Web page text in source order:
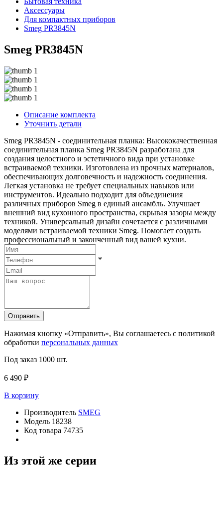
Аксессуары
Для компактных приборов
Smeg PR3845N
Smeg PR3845N
Описание комплекта
Уточнить детали
Smeg PR3845N - соединительная планка: Высококачественная
соединительная планка Smeg PR3845N разработана для
создания целостного и эстетичного вида при установке
встраиваемой техники. Изготовлена из прочных материалов,
обеспечивающих долговечность и надежность соединения.
Легкая установка не требует специальных навыков или
инструментов. Идеально подходит для объединения
различных приборов Smeg в единый ансамбль. Улучшает
внешний вид кухонного пространства, скрывая зазоры между
техникой. Универсальный дизайн сочетается с различными
моделями встраиваемой техники Smeg. Помогает создать
профессиональный и законченный вид вашей кухни.
*
Отправить
Нажимая кнопку «Отправить», Вы соглашаетесь с политикой
обработки персональных данных
Под заказ 1000 шт.
6 490 ₽
В корзину
Производитель SMEG
Модель 18238
Код товара 74735
Из этой же серии